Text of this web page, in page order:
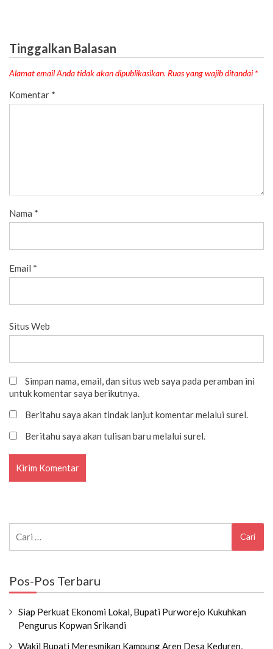
Tinggalkan Balasan
Alamat email Anda tidak akan dipublikasikan. Ruas yang wajib ditandai *
Komentar *
Nama *
Email *
Situs Web
Simpan nama, email, dan situs web saya pada peramban ini
untuk komentar saya berikutnya.
Beritahu saya akan tindak lanjut komentar melalui surel.
Beritahu saya akan tulisan baru melalui surel.
untuk:
Pos-Pos Terbaru
Siap Perkuat Ekonomi Lokal, Bupati Purworejo Kukuhkan
Pengurus Kopwan Srikandi
Wakil Bupati Meresmikan Kampung Aren Desa Keduren,